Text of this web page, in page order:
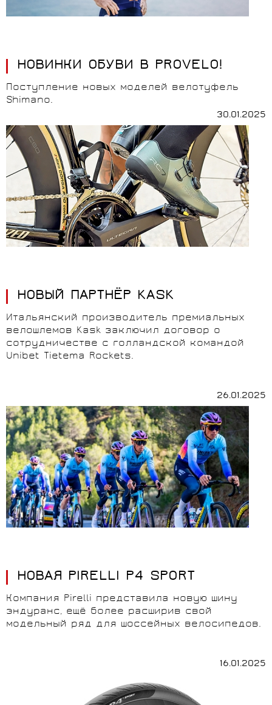
НОВИНКИ ОБУВИ В PROVELO!
Поступление новых моделей велотуфель
Shimano.
30.01.2025
НОВЫЙ ПАРТНЁР KASK
Итальянский производитель премиальных
велошлемов Kask заключил договор о
сотрудничестве с голландской командой
Unibet Tietema Rockets.
26.01.2025
НОВАЯ PIRELLI P4 SPORT
Компания Pirelli представила новую шину
эндуранс, ещё более расширив свой
модельный ряд для шоссейных велосипедов.
16.01.2025